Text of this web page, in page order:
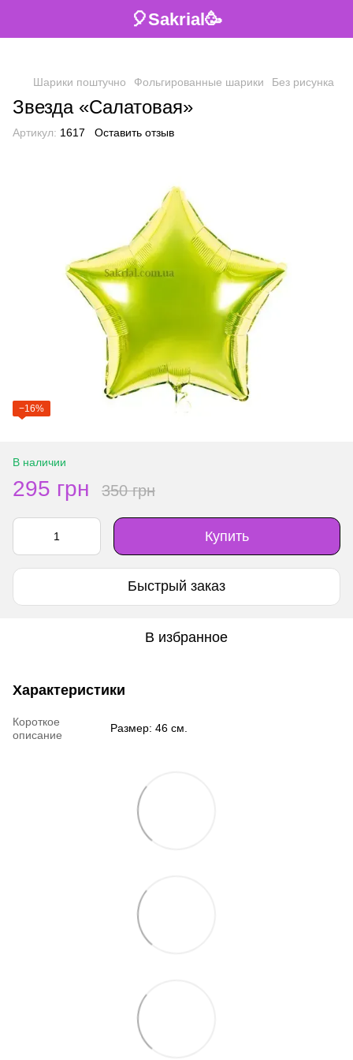
🎈Sakrial🥳
Шарики поштучно Фольгированные шарики Без рисунка
Звезда «Салатовая»
Артикул: 1617 Оставить отзыв
−16%
В наличии
295 грн 350 грн
Купить
Быстрый заказ
В избранное
Характеристики
Короткое
описание
Размер: 46 см.